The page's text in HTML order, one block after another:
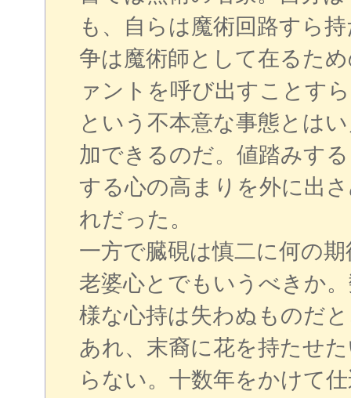
も、自らは魔術回路すら
争は魔術師として在るた
ァントを呼び出すことす
という不本意な事態とは
加できるのだ。値踏みす
する心の高まりを外に出
れだった。
一方で臓硯は慎二に何の
老婆心とでもいうべきか
様な心持は失わぬものだ
あれ、末裔に花を持たせ
らない。十数年をかけて